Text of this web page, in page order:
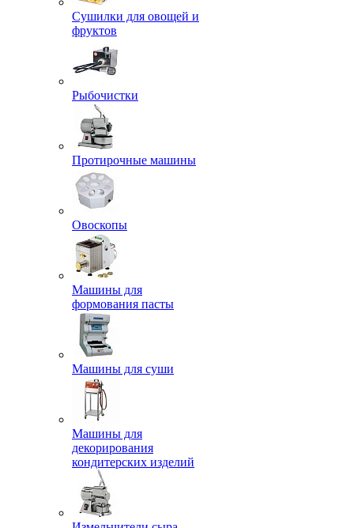
Сушилки для овощей и
фруктов
Рыбочистки
Протирочные машины
Овоскопы
Машины для
формования пасты
Машины для суши
Машины для
декорирования
кондитерских изделий